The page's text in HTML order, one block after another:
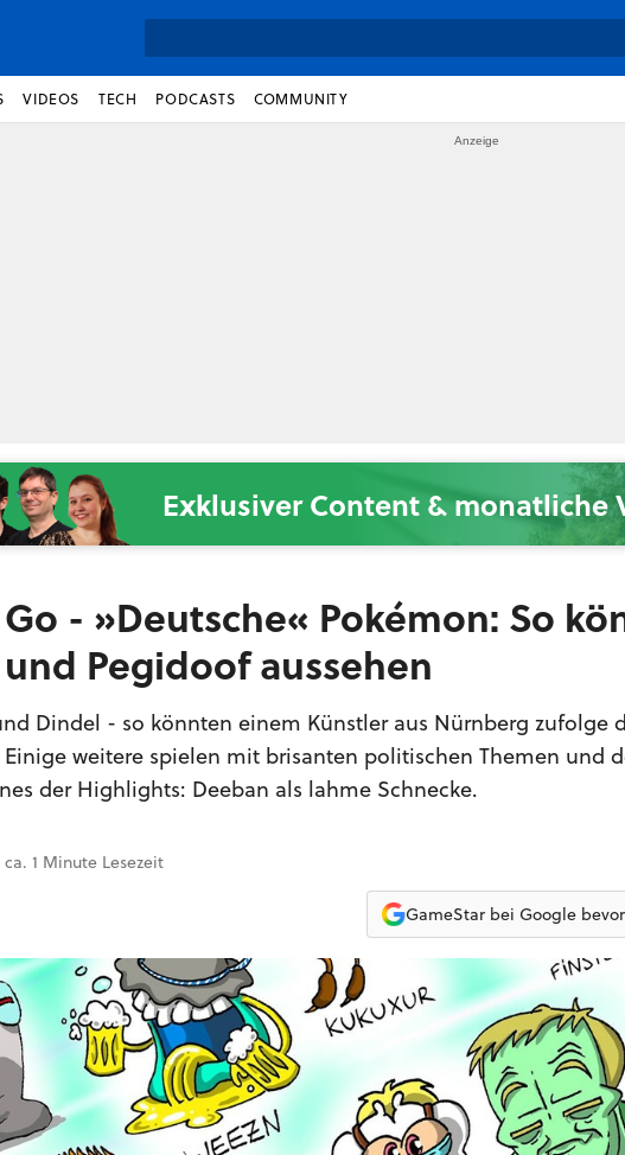
VIDEOS TECH PODCASTS COMMUNITY
Exklusiver Content & monatliche
- »Deutsche« Pokémon: So
Pegidoof aussehen
Dindel - so könnten einem Künstler aus Nürnberg zufolge
weitere spielen mit brisanten politischen Themen und
der Highlights: Deeban als lahme Schnecke.
ca. 1 Minute Lesezeit
GameStar bei Google